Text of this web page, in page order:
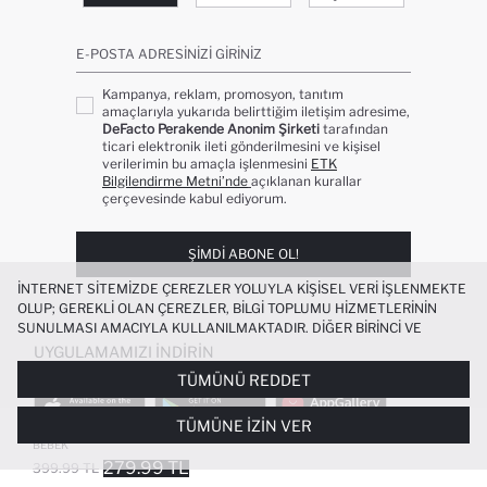
%100 PAMUK ÇIZGILI PENYE TIŞÖRT KIZ
BEBEK
399.99 TL 279.99 TL
E-POSTA ADRESINIZI GIRINIZ
Kampanya, reklam, promosyon, tanıtım
amaçlarıyla yukarıda belirttiğim iletişim adresime,
DeFacto Perakende Anonim Şirketi tarafından
ticari elektronik ileti gönderilmesini ve kişisel
verilerimin bu amaçla işlenmesini ETK
Bilgilendirme Metni’nde açıklanan kurallar
çerçevesinde kabul ediyorum.
ŞIMDI ABONE OL!
UYGULAMAMIZI İNDIRIN
POPÜLER KATEGORILER
İNTERNET SITEMIZDE ÇEREZLER YOLUYLA KIŞISEL VERI IŞLENMEKTE
OLUP; GEREKLI OLAN ÇEREZLER, BILGI TOPLUMU HIZMETLERININ
SUNULMASI AMACIYLA KULLANILMAKTADIR. DIĞER BIRINCI VE
ÜÇÜNCÜ TARAF ÇEREZLER ISE SIZE DAHA IYI BIR ALIŞVERIŞ
DENEYIMI SUNULABILMESI, SITEMIZIN DAHA IŞLEVSEL KILINMASI VE
KIŞISELLEŞTIRMESI VE AÇIK RIZA VERMENIZ HALINDE, SIZLERE
YÖNELIK PAZARLAMA FAALIYETLERININ YAPILMASI AMAÇLARIYLA
SINIRLI OLARAK KULLANILACAKTIR. ÇEREZLERE DAIR TERCIHLERINIZI
ÇEREZ TERCIHLERIPANELI ARACILIĞIYLA HER ZAMAN YÖNETEBILIR,
ÇEREZLERLE ILGILI DAHA DETAYLI BILGIYE
TÜMÜNÜ REDDET
TÜMÜNE İZIN VER